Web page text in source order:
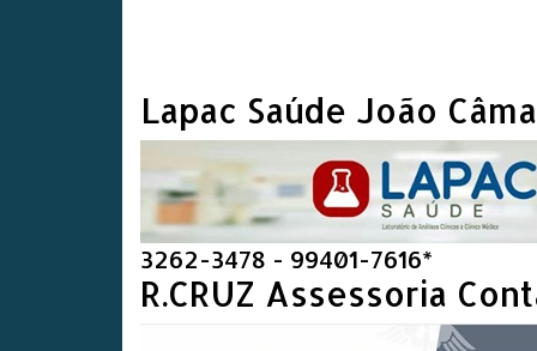
Lapac Saúde João
3262-3478 - 99401-7616*
R.CRUZ Assessoria